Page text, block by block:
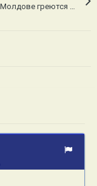
Как в Молдове греются зимою